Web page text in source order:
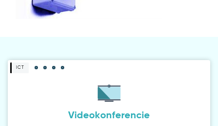
ICT
Videokonferencie